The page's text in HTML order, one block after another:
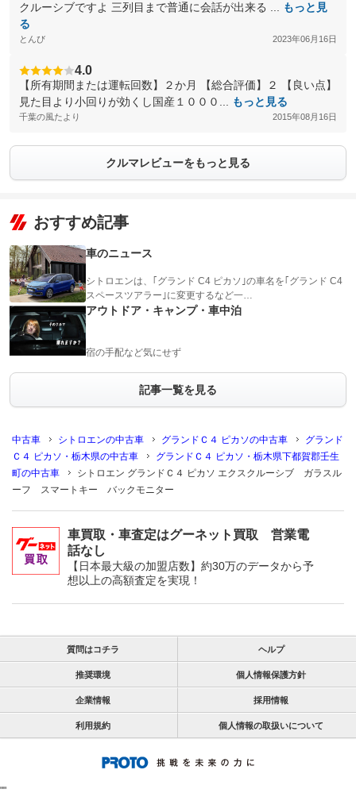
クルーシブですよ 三列目まで普通に会話が出来る ...
もっと見
る
とんび 2023年06月16日
4.0
【所有期間または運転回数】２か月 【総合評価】２ 【良い点】
見た目より小回りが効くし国産１０００...
もっと見る
千葉の風たより 2015年08月16日
クルマレビューをもっと見る
おすすめ記事
車のニュース
シトロエンは、｢グランド C4 ピカソ｣の車名を｢グランド C4
スペースツアラー｣に変更するなど一…
アウトドア・キャンプ・車中泊
宿の手配など気にせず
記事一覧を見る
中古車 シトロエンの中古車 グランドＣ４ ピカソの中古車
グランド
Ｃ４ ピカソ・栃木県の中古車
グランドＣ４ ピカソ・栃木県下都賀郡壬生
町の中古車
シトロエン グランドＣ４ ピカソ エクスクルーシブ ガラスル
ーフ スマートキー バックモニター
車買取・車査定はグーネット買取 営業電
話なし
【日本最大級の加盟店数】約30万のデータから予
想以上の高額査定を実現！
質問はコチラ ヘルプ
推奨環境 個人情報保護方針
企業情報 採用情報
利用規約 個人情報の取扱いについて
""